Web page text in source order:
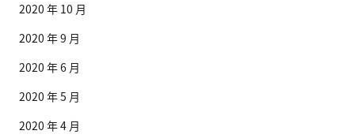
2020 年 10 月
2020 年 9 月
2020 年 6 月
2020 年 5 月
2020 年 4 月